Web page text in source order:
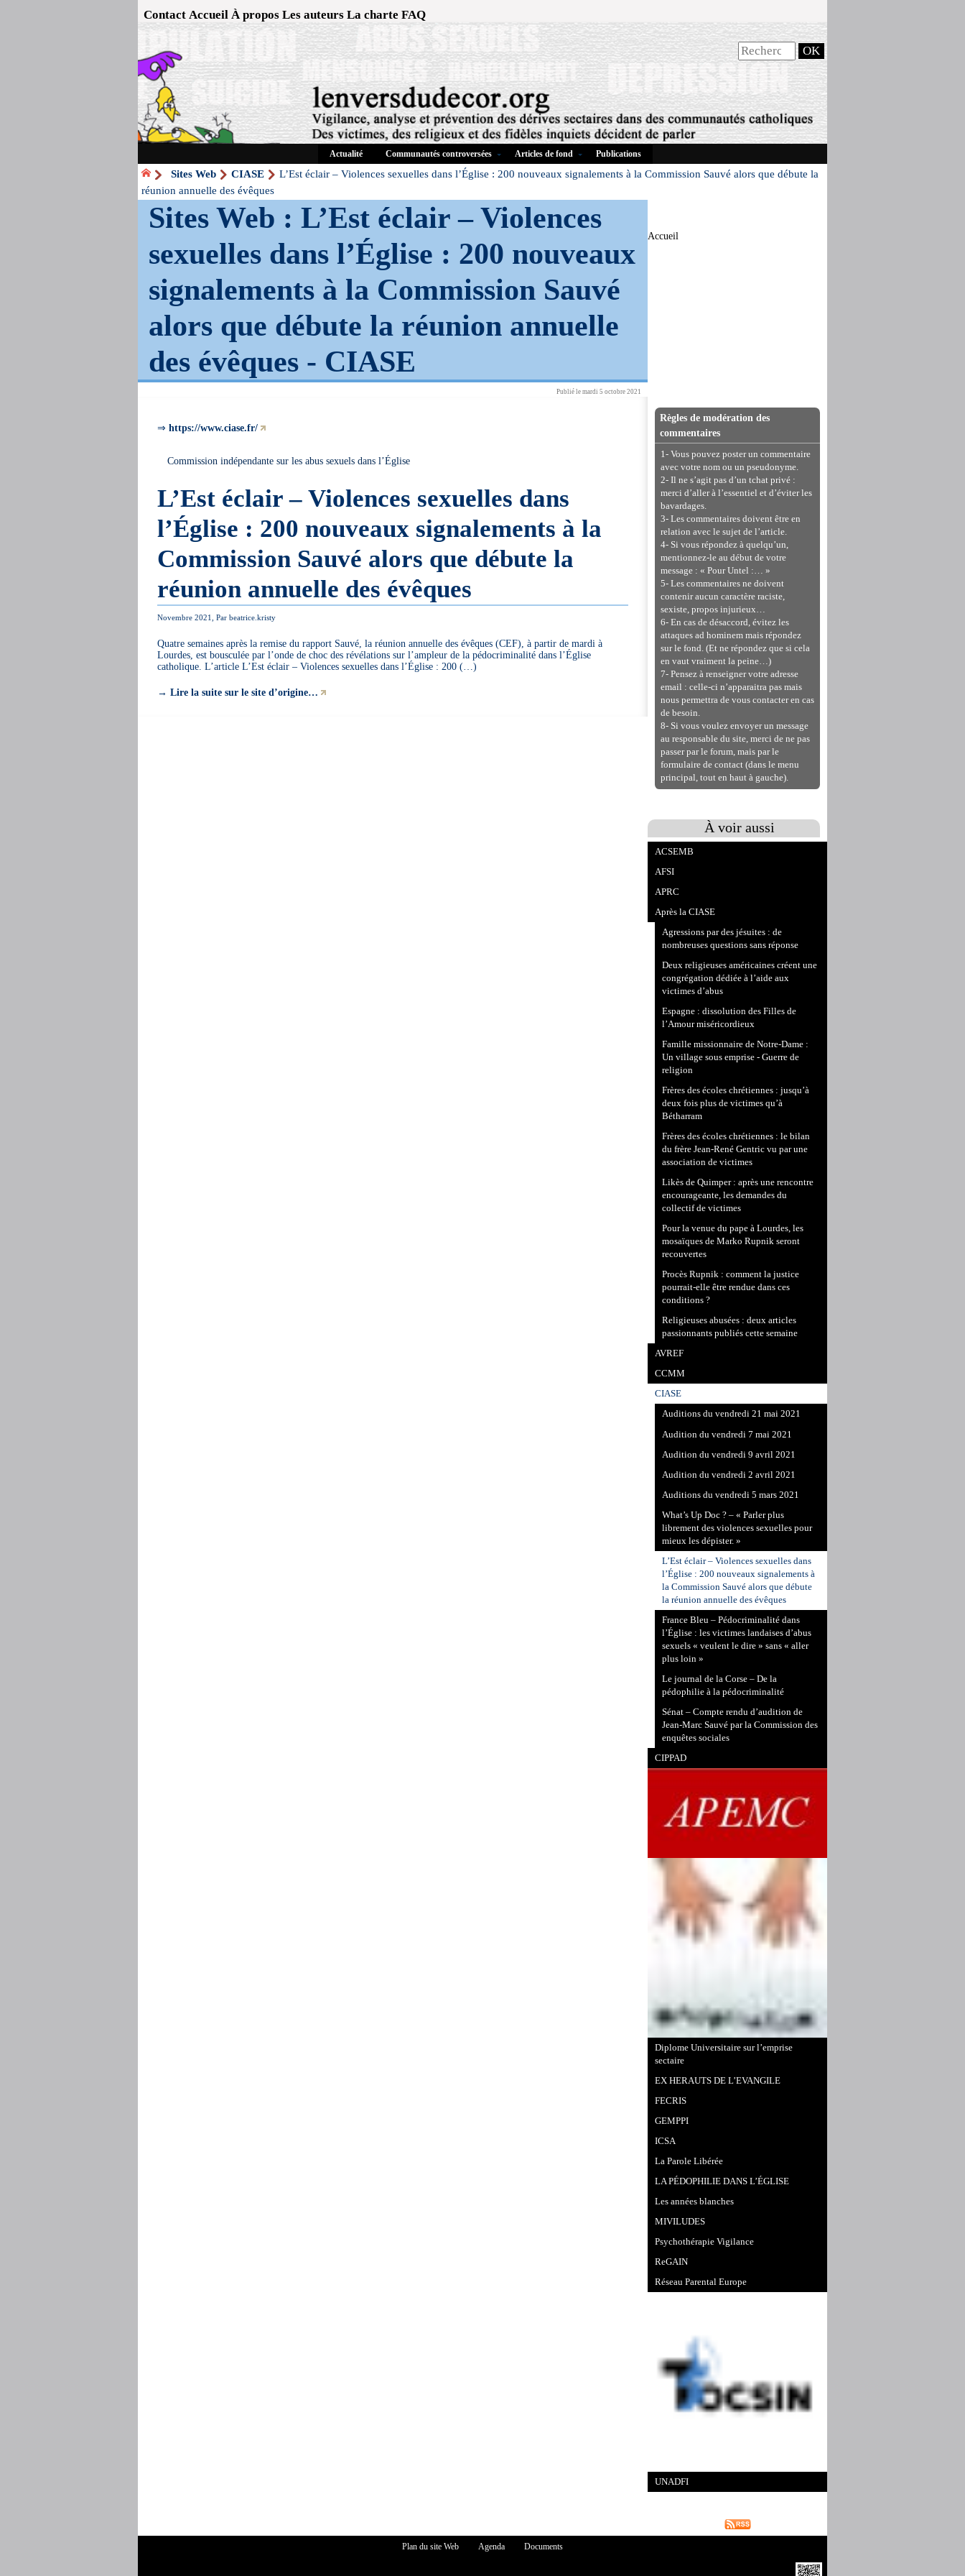
Contact Accueil À propos Les auteurs La charte FAQ
Actualité Communautés controversées Articles de fond Publications
Sites Web CIASE
L’Est éclair – Violences sexuelles dans l’Église : 200 nouveaux signalements à la Commission Sauvé alors que débute la
réunion annuelle des évêques
Sites Web : L’Est éclair – Violences
sexuelles dans l’Église : 200 nouveaux
signalements à la Commission Sauvé
alors que débute la réunion annuelle
des évêques - CIASE
Publié le mardi 5 octobre 2021
⇒ https://www.ciase.fr/
Commission indépendante sur les abus sexuels dans l’Église
L’Est éclair – Violences sexuelles dans
l’Église : 200 nouveaux signalements à la
Commission Sauvé alors que débute la
réunion annuelle des évêques
Novembre 2021, Par beatrice.kristy
Quatre semaines après la remise du rapport Sauvé, la réunion annuelle des évêques (CEF), à partir de mardi à
Lourdes, est bousculée par l’onde de choc des révélations sur l’ampleur de la pédocriminalité dans l’Église
catholique. L’article L’Est éclair – Violences sexuelles dans l’Église : 200 (…)
→ Lire la suite sur le site d’origine…
Accueil
Règles de modération des
commentaires
1- Vous pouvez poster un commentaire
avec votre nom ou un pseudonyme.
2- Il ne s’agit pas d’un tchat privé :
merci d’aller à l’essentiel et d’éviter les
bavardages.
3- Les commentaires doivent être en
relation avec le sujet de l’article.
4- Si vous répondez à quelqu’un,
mentionnez-le au début de votre
message : « Pour Untel :… »
5- Les commentaires ne doivent
contenir aucun caractère raciste,
sexiste, propos injurieux…
6- En cas de désaccord, évitez les
attaques ad hominem mais répondez
sur le fond. (Et ne répondez que si cela
en vaut vraiment la peine…)
7- Pensez à renseigner votre adresse
email : celle-ci n’apparaitra pas mais
nous permettra de vous contacter en cas
de besoin.
8- Si vous voulez envoyer un message
au responsable du site, merci de ne pas
passer par le forum, mais par le
formulaire de contact (dans le menu
principal, tout en haut à gauche).
À voir aussi
ACSEMB
AFSI
APRC
Après la CIASE
Agressions par des jésuites : de
nombreuses questions sans réponse
Deux religieuses américaines créent une
congrégation dédiée à l’aide aux
victimes d’abus
Espagne : dissolution des Filles de
l’Amour miséricordieux
Famille missionnaire de Notre-Dame :
Un village sous emprise - Guerre de
religion
Frères des écoles chrétiennes : jusqu’à
deux fois plus de victimes qu’à
Bétharram
Frères des écoles chrétiennes : le bilan
du frère Jean-René Gentric vu par une
association de victimes
Likès de Quimper : après une rencontre
encourageante, les demandes du
collectif de victimes
Pour la venue du pape à Lourdes, les
mosaïques de Marko Rupnik seront
recouvertes
Procès Rupnik : comment la justice
pourrait-elle être rendue dans ces
conditions ?
Religieuses abusées : deux articles
passionnants publiés cette semaine
AVREF
CCMM
CIASE
Auditions du vendredi 21 mai 2021
Audition du vendredi 7 mai 2021
Audition du vendredi 9 avril 2021
Audition du vendredi 2 avril 2021
Auditions du vendredi 5 mars 2021
What’s Up Doc ? – « Parler plus
librement des violences sexuelles pour
mieux les dépister. »
L’Est éclair – Violences sexuelles dans
l’Église : 200 nouveaux signalements à
la Commission Sauvé alors que débute
la réunion annuelle des évêques
France Bleu – Pédocriminalité dans
l’Église : les victimes landaises d’abus
sexuels « veulent le dire » sans « aller
plus loin »
Le journal de la Corse – De la
pédophilie à la pédocriminalité
Sénat – Compte rendu d’audition de
Jean-Marc Sauvé par la Commission des
enquêtes sociales
CIPPAD
Diplome Universitaire sur l’emprise
sectaire
EX HERAUTS DE L’EVANGILE
FECRIS
GEMPPI
ICSA
La Parole Libérée
LA PÉDOPHILIE DANS L’ÉGLISE
Les années blanches
MIVILUDES
Psychothérapie Vigilance
ReGAIN
Réseau Parental Europe
UNADFI
Plan du site Web Agenda Documents